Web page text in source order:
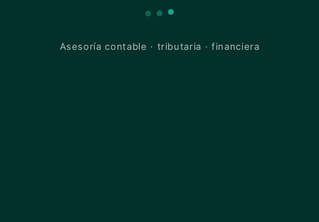
Asesoría contable · tributaria · financiera